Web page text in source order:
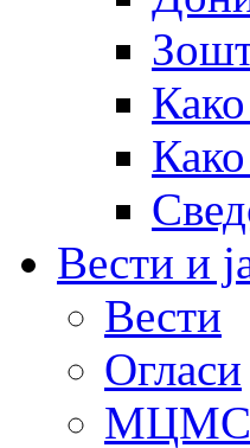
Вести и
Вести
Огласи
МЦМС